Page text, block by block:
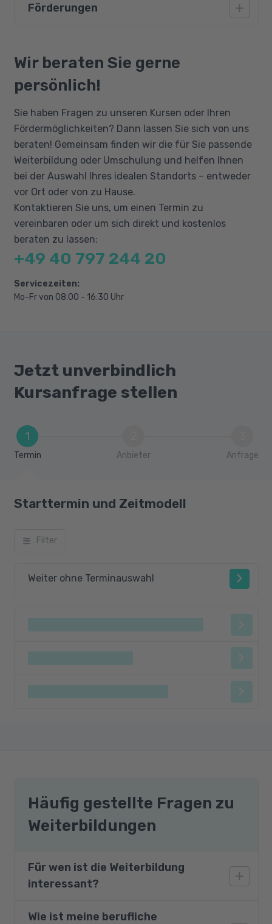
Language)
WPF-Steuerelemente
Benutzerdefinierte Controls
Datenbindung
Ressourcen und Styles
Datenbankzugriff mit ADO.NET
WPF und ADO.NET
Erweiterte Kenntnisse in der objektorientierten
Förderungen
Qualifizierungschancengesetz
Berufliche Rehabilitation
Wir beraten Sie gerne
persönlich!
Sie haben Fragen zu unseren Kursen oder Ihren
Fördermöglichkeiten? Dann lassen Sie sich von uns
beraten! Gemeinsam finden wir die für Sie passende
Weiterbildung oder Umschulung und helfen Ihnen
bei der Auswahl Ihres idealen Standorts – entweder
vor Ort oder von zu Hause.
Kontaktieren Sie uns, um einen Termin zu
vereinbaren oder um sich direkt und kostenlos
beraten zu lassen:
+49 40 797 244 20
Servicezeiten:
Mo-Fr von 08:00 - 16:30 Uhr
Jetzt unverbindlich
Kursanfrage stellen
1
Termin Anbieter Anfrage
Starttermin und Zeitmodell
Filter
Weiter ohne Terminauswahl
Häufig gestellte Fragen zu
Weiterbildungen
Für wen ist die Weiterbildung
interessant?
Diese Weiterbildung richtet sich an Personen,
Wie ist meine berufliche